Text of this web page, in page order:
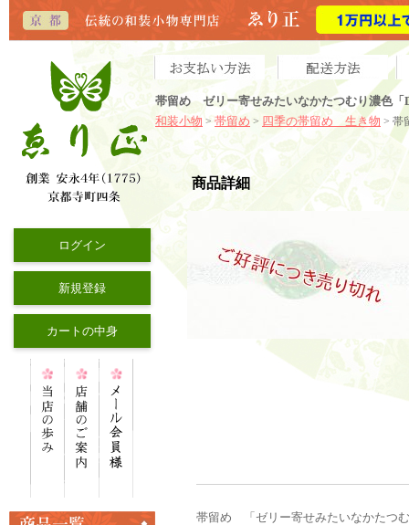
帯留め ゼリー寄せみたいなかたつむり濃色「
和装小物 > 帯留め > 四季の帯留め 生き物 > 帯
ログイン
新規登録
カートの中身
商品詳細
帯留め 「ゼリー寄せみたいなかたつ